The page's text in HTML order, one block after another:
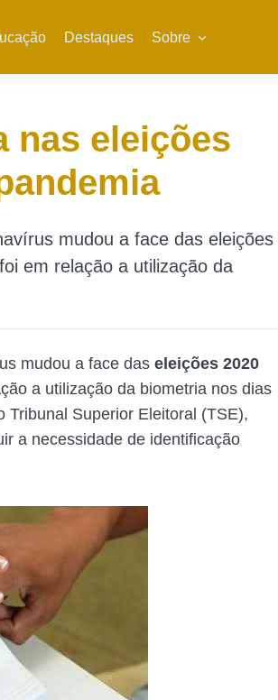
Destaques Sobre
nas eleições
mudou a face das eleições
em relação a utilização da
mudou a face das eleições 2020
a utilização da biometria nos dias
Tribunal Superior Eleitoral (TSE),
a necessidade de identificação